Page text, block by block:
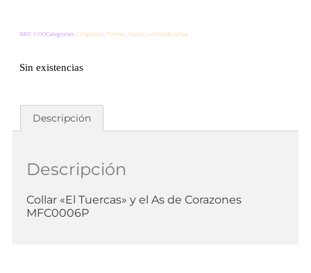
SKU 3100Categories Colgantes, Firmas, Joyas, LaMala&LaFea
Sin existencias
Descripción
Descripción
Collar «El Tuercas» y el As de Corazones
MFC0006P